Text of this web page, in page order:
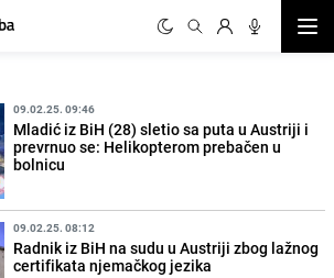
09.02.25. 09:46
Mladić iz BiH (28) sletio sa puta u Austriji i
prevrnuo se: Helikopterom prebačen u
bolnicu
09.02.25. 08:12
Radnik iz BiH na sudu u Austriji zbog lažnog
certifikata njemačkog jezika